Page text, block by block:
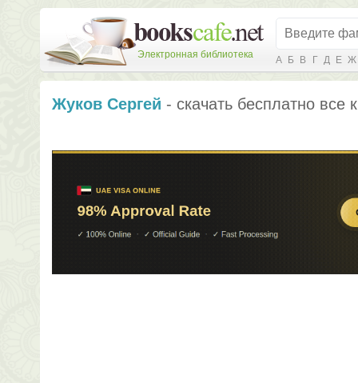
Электронная библиотека А Б В Г Д Е Ж
Жуков Сергей - скачать бесплатно все